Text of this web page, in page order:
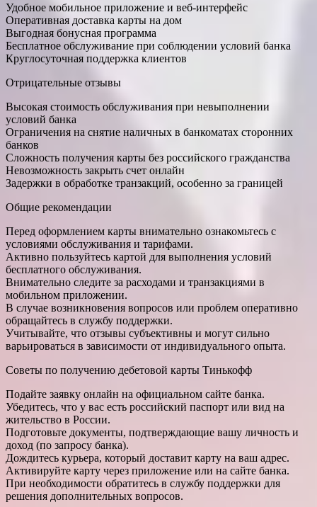
Удобное мобильное приложение и веб-интерфейс
Оперативная доставка карты на дом
Выгодная бонусная программа
Бесплатное обслуживание при соблюдении условий банка
Круглосуточная поддержка клиентов
Отрицательные отзывы
Высокая стоимость обслуживания при невыполнении
условий банка
Ограничения на снятие наличных в банкоматах сторонних
банков
Сложность получения карты без российского гражданства
Невозможность закрыть счет онлайн
Задержки в обработке транзакций, особенно за границей
Общие рекомендации
Перед оформлением карты внимательно ознакомьтесь с
условиями обслуживания и тарифами.
Активно пользуйтесь картой для выполнения условий
бесплатного обслуживания.
Внимательно следите за расходами и транзакциями в
мобильном приложении.
В случае возникновения вопросов или проблем оперативно
обращайтесь в службу поддержки.
Учитывайте, что отзывы субъективны и могут сильно
варьироваться в зависимости от индивидуального опыта.
Советы по получению дебетовой карты Тинькофф
Подайте заявку онлайн на официальном сайте банка.
Убедитесь, что у вас есть российский паспорт или вид на
жительство в России.
Подготовьте документы, подтверждающие вашу личность и
доход (по запросу банка).
Дождитесь курьера, который доставит карту на ваш адрес.
Активируйте карту через приложение или на сайте банка.
При необходимости обратитесь в службу поддержки для
решения дополнительных вопросов.